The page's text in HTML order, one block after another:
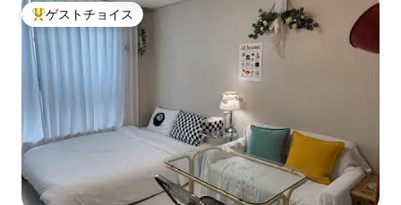
大好評のゲストチョイスです。
ゲストチョイス